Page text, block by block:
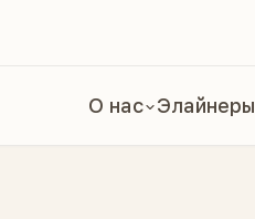
О нас Элайнеры